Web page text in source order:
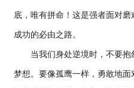
底，唯有拼命！这是强者面对
成功的必由之路。
当我们身处逆境时，不要抱
梦想。要像孤鹰一样，勇敢地